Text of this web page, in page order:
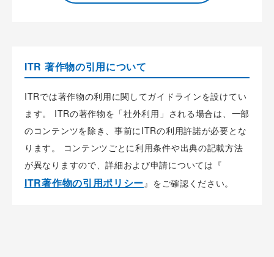
ITR 著作物の引用について
ITRでは著作物の利用に関してガイドラインを設けてい
ます。 ITRの著作物を「社外利用」される場合は、一部
のコンテンツを除き、事前にITRの利用許諾が必要とな
ります。 コンテンツごとに利用条件や出典の記載方法
が異なりますので、詳細および申請については『
ITR著作物の引用ポリシー』をご確認ください。